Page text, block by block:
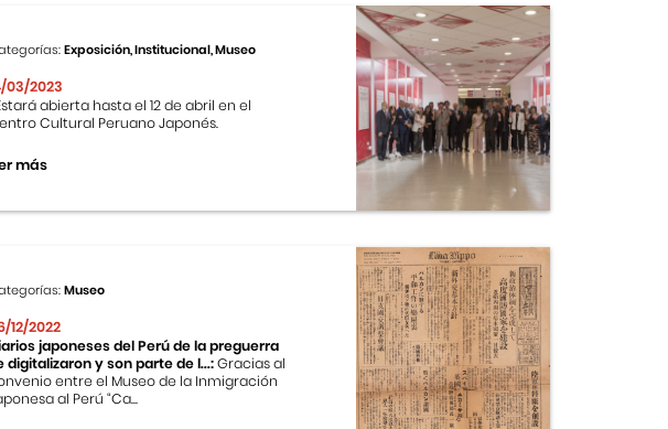
Exposición, Institucional, Museo
03/2023
abierta hasta el 12 de abril en el
Cultural Peruano Japonés.
más
Museo
12/2022
japoneses del Perú de la preguerra
digitalizaron y son parte de l...:Gracias al
entre el Museo de la Inmigración
al Perú “Ca...